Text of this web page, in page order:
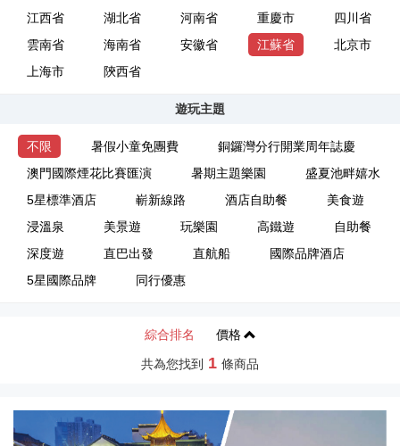
江西省
湖北省 河南省 重慶市
四川省
雲南省
海南省 安徽省 江蘇省
北京市
上海市
陝西省
遊玩主題
不限 暑假小童免團費
銅鑼灣分行開業周年誌慶
澳門國際煙花比賽匯演
暑期主題樂園
盛夏池畔嬉水
5星標準酒店
嶄新線路 酒店自助餐
美食遊
浸溫泉
美景遊 玩樂園 高鐵遊
自助餐
深度遊
直巴出發 直航船
國際品牌酒店
5星國際品牌
同行優惠
綜合排名 價格
共為您找到 1 條商品